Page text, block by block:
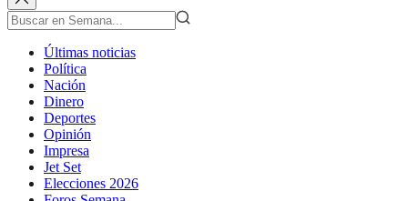
Últimas noticias
Política
Nación
Dinero
Deportes
Opinión
Impresa
Jet Set
Elecciones 2026